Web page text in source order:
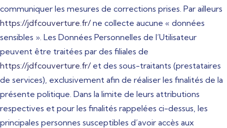
communiquer les mesures de corrections prises. Par ailleurs
https://jdfcouverture.fr/ne collecte aucune « données
sensibles ». Les Données Personnelles de l’Utilisateur
peuvent être traitées par des filiales de
https://jdfcouverture.fr/et des sous-traitants (prestataires
de services), exclusivement afin de réaliser les finalités de la
présente politique. Dans la limite de leurs attributions
respectives et pour les finalités rappelées ci-dessus, les
principales personnes susceptibles d’avoir accès aux